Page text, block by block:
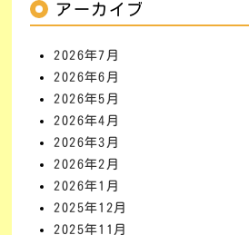
アーカイブ
2026年7月
2026年6月
2026年5月
2026年4月
2026年3月
2026年2月
2026年1月
2025年12月
2025年11月